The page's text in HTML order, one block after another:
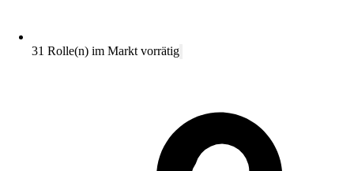
31 Rolle(n) im Markt vorrätig